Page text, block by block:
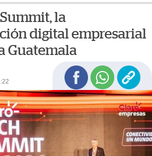
la
digital empresarial
Guatemala